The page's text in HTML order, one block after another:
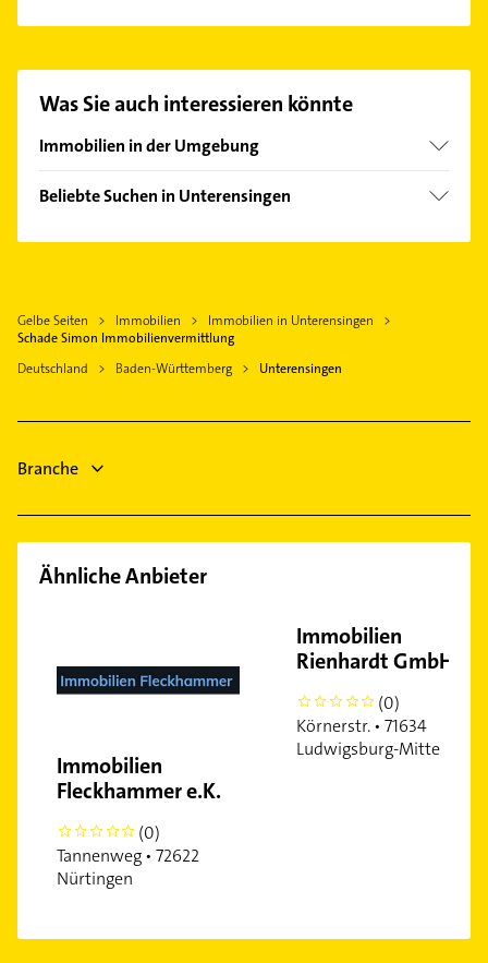
Hier finden Sie alleKontaktdaten
Was Sie auch interessieren könnte
Immobilien in der Umgebung
Wendlingen am Neckar
Nürtingen
Deizisau
Kirchheim unter Teck
Aichtal
Esslingen am Neckar
Beliebte Suchen in Unterensingen
Heizungsfirmen
Physiotherapie
Maler
Gelbe Seiten Immobilien
Immobilien in Unterensingen
Schade Simon Immobilienvermittlung
Deutschland
Baden-Württemberg Unterensingen
Branche
Ähnliche Anbieter
Immobilien
Fleckhammer e.K.
0
(0)
Tannenweg • 72622
Nürtingen
Immobilien
Rienhardt GmbH
0
(0)
Körnerstr. • 71634
Ludwigsburg-Mitte